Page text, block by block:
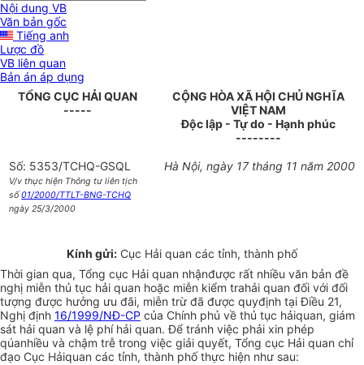
Nội dung VB
Văn bản gốc
Tiếng anh
Lược đồ
VB liên quan
Bản án áp dụng
TỔNG CỤC HẢI QUAN
-----
CỘNG HÒA XÃ HỘI CHỦ NGHĨA
VIỆT NAM
Độc lập - Tự do - Hạnh phúc
--------
Số: 5353/TCHQ-GSQL
V/v thực hiện Thông tư liên tịch
số01/2000/TTLT-BNG-TCHQ
ngày 25/3/2000
Hà Nội, ngày 17 tháng 11 năm 2000
Kính gửi: Cục Hải quan các tỉnh, thành phố
Thời gian qua, Tổng cục Hải quan nhậnđược rất nhiều văn bản đề
nghị miễn thủ tục hải quan hoặc miễn kiểm trahải quan đối với đối
tượng được hưởng ưu đãi, miễn trừ đã được quyđịnh tại Điều 21,
Nghị định 16/1999/NĐ-CP của Chính phủ về thủ tục hảiquan, giám
sát hải quan và lệ phí hải quan. Để tránh việc phải xin phép
qúanhiều và chậm trễ trong việc giải quyết, Tổng cục Hải quan chỉ
đạo Cục Hảiquan các tỉnh, thành phố thực hiện như sau: